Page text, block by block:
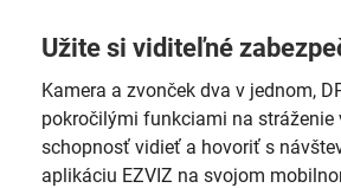
Užite si viditeľné
Kamera a zvonček dva v jednom,
pokročilými funkciami na stráženie
schopnosť vidieť a hovoriť s
aplikáciu EZVIZ na svojom